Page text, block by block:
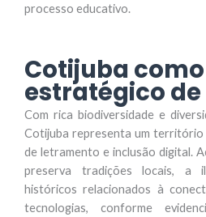
processo educativo.
Cotijuba
estratégico
Com rica biodiversidade e
Cotijuba representa um
de letramento e inclusão digital.
preserva tradições locais, a
históricos relacionados à
tecnologias, conforme